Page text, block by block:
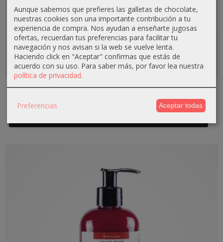
Mascarilla de color 300ml Plata...
9,30 €
Aunque sabemos que prefieres las galletas de chocolate,
nuestras cookies son una importante contribución a tu
experiencia de compra. Nos ayudan a enseñarte jugosas
ofertas, recuerdan tus preferencias para facilitar tu
navegación y nos avisan si la web se vuelve lenta.
Haciendo click en "Aceptar" confirmas que estás de
acuerdo con su uso. Para saber más, por favor lea nuestra
política de privacidad.
Preferencias Aceptar todas